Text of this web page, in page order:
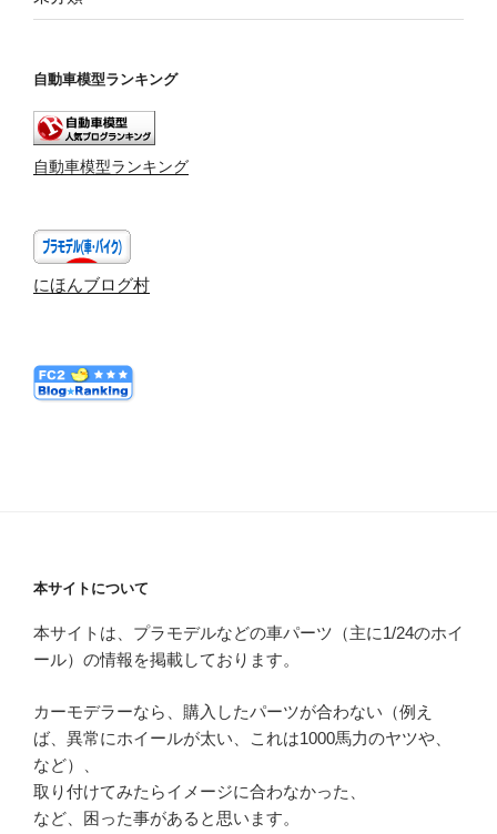
自動車模型ランキング
自動車模型ランキング
にほんブログ村
本サイトについて
本サイトは、プラモデルなどの車パーツ（主に1/24のホイ
ール）の情報を掲載しております。
カーモデラーなら、購入したパーツが合わない（例え
ば、異常にホイールが太い、これは1000馬力のヤツや、
など）、
取り付けてみたらイメージに合わなかった、
など、困った事があると思います。